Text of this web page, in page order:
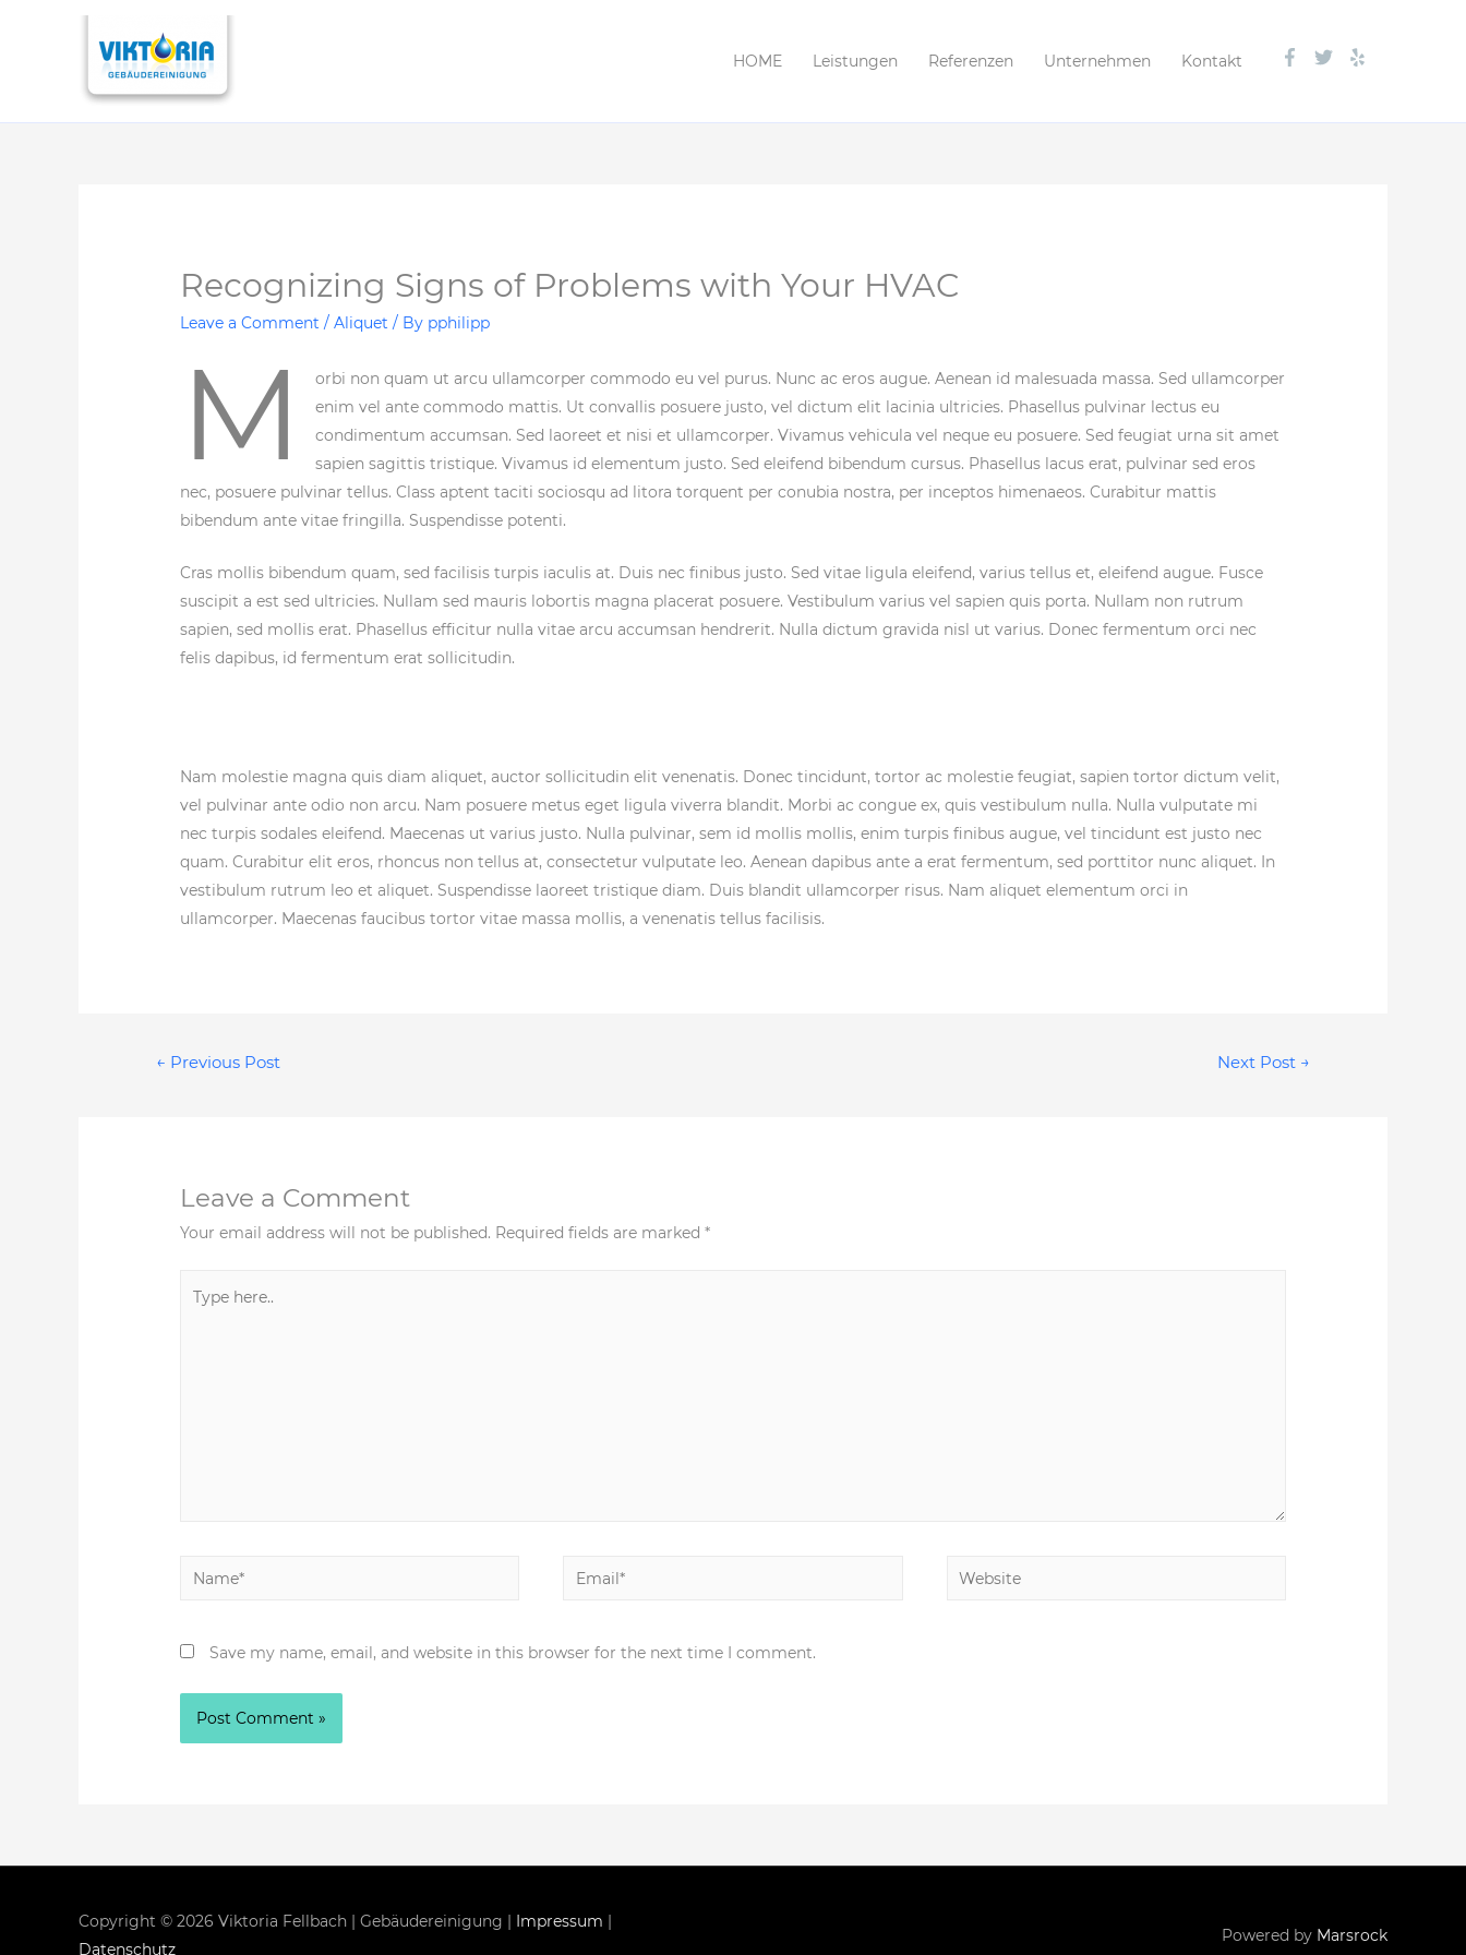
HOME Leistungen Referenzen Unternehmen Kontakt
Recognizing Signs of Problems with Your HVAC
Leave a Comment /Aliquet / By pphilipp
M
orbi non quam ut arcu ullamcorper commodo eu vel purus. Nunc ac eros augue. Aenean id malesuada massa. Sed ullamcorper
enim vel ante commodo mattis. Ut convallis posuere justo, vel dictum elit lacinia ultricies. Phasellus pulvinar lectus eu
condimentum accumsan. Sed laoreet et nisi et ullamcorper. Vivamus vehicula vel neque eu posuere. Sed feugiat urna sit amet
sapien sagittis tristique. Vivamus id elementum justo. Sed eleifend bibendum cursus. Phasellus lacus erat, pulvinar sed eros
nec, posuere pulvinar tellus. Class aptent taciti sociosqu ad litora torquent per conubia nostra, per inceptos himenaeos. Curabitur mattis
bibendum ante vitae fringilla. Suspendisse potenti.
Cras mollis bibendum quam, sed facilisis turpis iaculis at. Duis nec finibus justo. Sed vitae ligula eleifend, varius tellus et, eleifend augue. Fusce
suscipit a est sed ultricies. Nullam sed mauris lobortis magna placerat posuere. Vestibulum varius vel sapien quis porta. Nullam non rutrum
sapien, sed mollis erat. Phasellus efficitur nulla vitae arcu accumsan hendrerit. Nulla dictum gravida nisl ut varius. Donec fermentum orci nec
felis dapibus, id fermentum erat sollicitudin.
Nam molestie magna quis diam aliquet, auctor sollicitudin elit venenatis. Donec tincidunt, tortor ac molestie feugiat, sapien tortor dictum velit,
vel pulvinar ante odio non arcu. Nam posuere metus eget ligula viverra blandit. Morbi ac congue ex, quis vestibulum nulla. Nulla vulputate mi
nec turpis sodales eleifend. Maecenas ut varius justo. Nulla pulvinar, sem id mollis mollis, enim turpis finibus augue, vel tincidunt est justo nec
quam. Curabitur elit eros, rhoncus non tellus at, consectetur vulputate leo. Aenean dapibus ante a erat fermentum, sed porttitor nunc aliquet. In
vestibulum rutrum leo et aliquet. Suspendisse laoreet tristique diam. Duis blandit ullamcorper risus. Nam aliquet elementum orci in
ullamcorper. Maecenas faucibus tortor vitae massa mollis, a venenatis tellus facilisis.
Post
← Previous Post Next Post →
Leave a Comment
Your email address will not be published. Required fields are marked*
here..
Name* Email* Website
Save my name, email, and website in this browser for the next time I comment.
Copyright © 2026 Viktoria Fellbach | Gebäudereinigung Impressum
Datenschutz
Powered by Marsrock